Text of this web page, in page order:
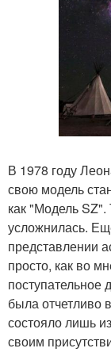
В 1978 году
свою модель
как "Модель SZ".
усложнилась.
представлении
просто, как во
была отчетливо
состояло лишь
своим